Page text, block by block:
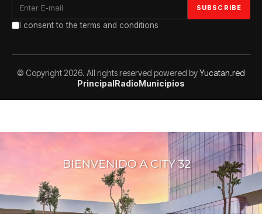
I consent to the terms and conditions
© Copyright 2026. All rights reserved powered byYucatan.red
PrincipalRadioMunicipios